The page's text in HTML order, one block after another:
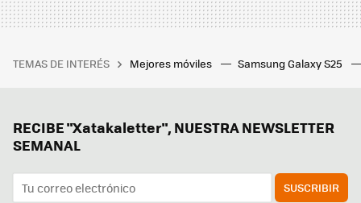
TEMAS DE INTERÉS Mejores móviles Samsung Galaxy S25
RECIBE "Xatakaletter", NUESTRA NEWSLETTER
SEMANAL
SUSCRIBIR